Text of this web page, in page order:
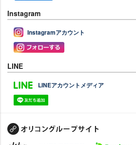
Instagram
Instagramアカウント
LINE
LINEアカウントメディア